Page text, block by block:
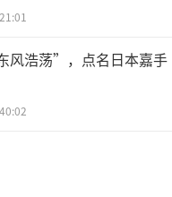
风浩荡”，点名日本嘉手